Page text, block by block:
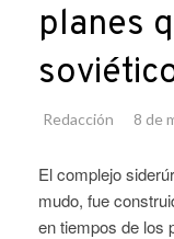
planes
Redacción 8 de
El complejo
mudo, fue
en tiempos de los